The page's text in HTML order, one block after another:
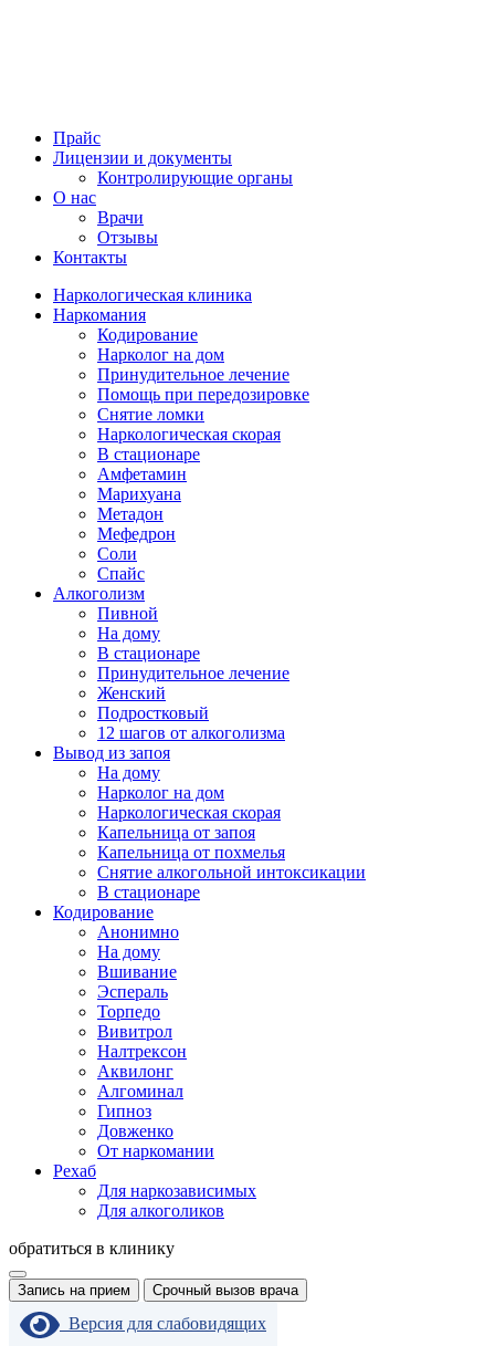
Прайс
Лицензии и документы
Контролирующие органы
О нас
Врачи
Отзывы
Контакты
Наркологическая клиника
Наркомания
Кодирование
Нарколог на дом
Принудительное лечение
Помощь при передозировке
Снятие ломки
Наркологическая скорая
В стационаре
Амфетамин
Марихуана
Метадон
Мефедрон
Соли
Спайс
Алкоголизм
Пивной
На дому
В стационаре
Принудительное лечение
Женский
Подростковый
12 шагов от алкоголизма
Вывод из запоя
На дому
Нарколог на дом
Наркологическая скорая
Капельница от запоя
Капельница от похмелья
Снятие алкогольной интоксикации
В стационаре
Кодирование
Анонимно
На дому
Вшивание
Эспераль
Торпедо
Вивитрол
Налтрексон
Аквилонг
Алгоминал
Гипноз
Довженко
От наркомании
Рехаб
Для наркозависимых
Для алкоголиков
обратиться в клинику
Запись на прием Срочный вызов врача
Версия для слабовидящих